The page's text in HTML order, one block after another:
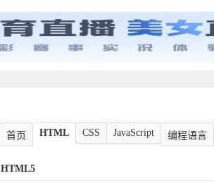
首页 HTML CSS JavaScript 编程语言
HTML5